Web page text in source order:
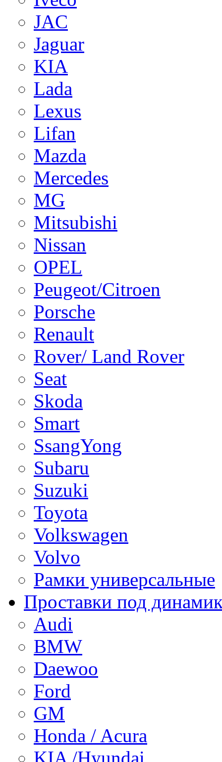
JAC
Jaguar
KIA
Lada
Lexus
Lifan
Mazda
Mercedes
MG
Mitsubishi
Nissan
OPEL
Peugeot/Citroen
Porsche
Renault
Rover/ Land Rover
Seat
Skoda
Smart
SsangYong
Subaru
Suzuki
Toyota
Volkswagen
Volvo
Рамки универсальные
Проставки под
Audi
BMW
Daewoo
Ford
GM
Honda / Acura
KIA /Hyundai